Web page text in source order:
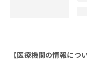
【医療機関の情報につい